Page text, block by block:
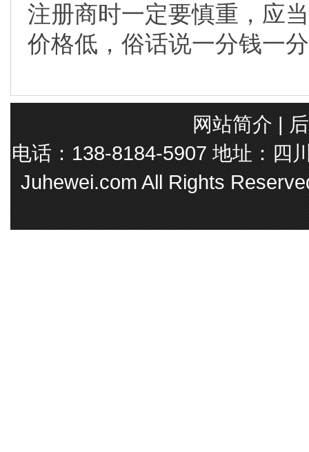
注册商时一定要慎重，应
价格低，俗话说一分钱一
网站简介 |
电话：138-8184-5907 地址：四
Juhewei.com All Rights